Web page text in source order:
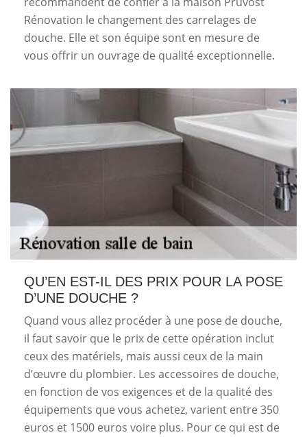
Rénovation le changement des carrelages de
douche. Elle et son équipe sont en mesure de
vous offrir un ouvrage de qualité exceptionnelle.
QU’EN EST-IL DES PRIX POUR LA POSE
D’UNE DOUCHE ?
Quand vous allez procéder à une pose de douche,
il faut savoir que le prix de cette opération inclut
ceux des matériels, mais aussi ceux de la main
d’œuvre du plombier. Les accessoires de douche,
en fonction de vos exigences et de la qualité des
équipements que vous achetez, varient entre 350
euros et 1500 euros voire plus. Pour ce qui est de